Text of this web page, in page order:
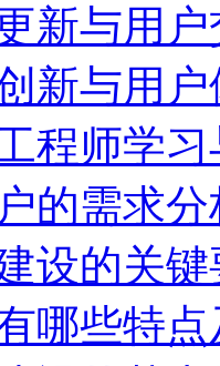
新与用
新与用
程师学
的需求
设的关
哪些特